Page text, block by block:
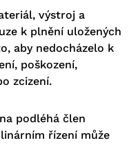
výstroj a
k plnění uložených
aby nedocházelo k
poškození,
zcizení.
podléhá člen
řízení může